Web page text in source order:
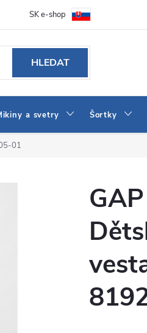
Blog Kontakt
SK e-shop
HLEDAT
a svetry Šortky
01